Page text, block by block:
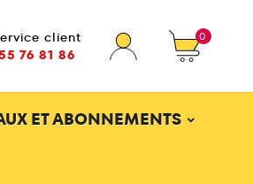
client
76 81 86
0
ET ABONNEMENTS